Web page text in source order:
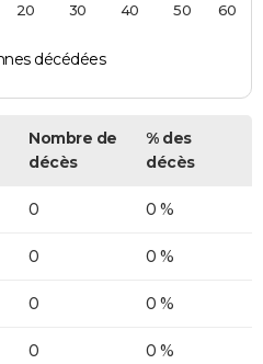
décédées
20 30 40 50 60
Nombre de
décès
% des
décès
0 0 %
0 0 %
0 0 %
0 0 %